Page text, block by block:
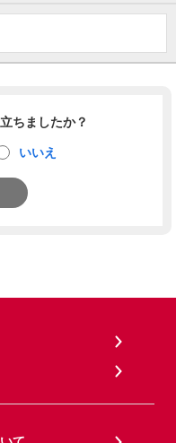
ちましたか？
いいえ